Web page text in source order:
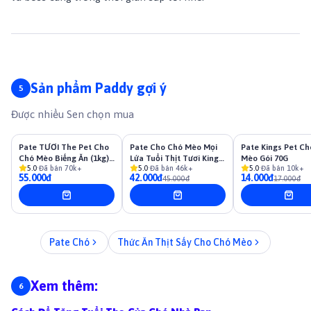
Sản phẩm Paddy gợi ý
Được nhiều Sen chọn mua
Pate TƯƠI The Pet Cho
Chó Mèo Biếng Ăn (1kg) -
Ship Now/Grab 2H
5.0·Đã bán 70k+
55.000đ
-7%
Pate Cho Chó Mèo Mọi
Lứa Tuổi Thịt Tươi Kings
Pet (Lon 380g)
5.0·Đã bán 46k+
42.000đ45.000đ
-18%
Pate Kings Pet
Mèo Gói 70G
5.0·Đã bán 10k+
14.000đ17.000đ
Pate Chó Thức Ăn Thịt Sấy Cho Chó Mèo
Xem thêm: